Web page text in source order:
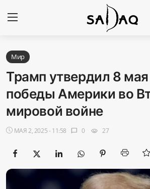
Авторизоваться
Главная
Наши контакты
Новости
Политика
Мир
Трамп утвердил 8
победы Америки во
мировой войне
МАЯ 2, 2025 - 11:58 chat_bubble 0 visibility 27